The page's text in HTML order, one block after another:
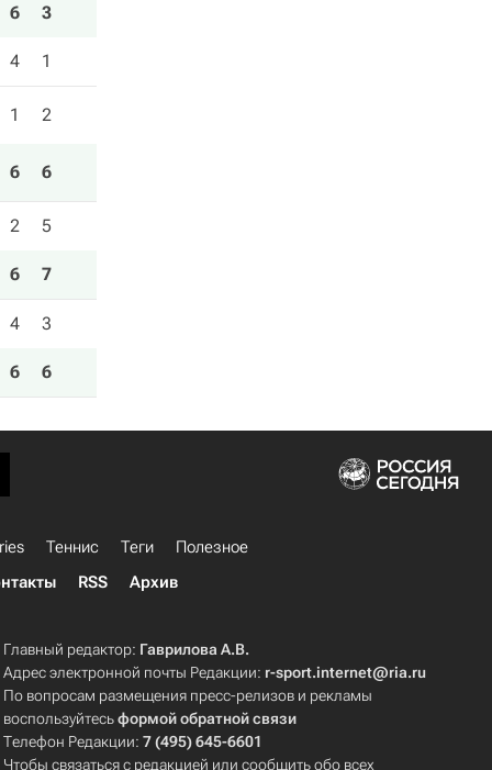
6 3
4 1
1 2
6 6
2 5
6 7
4 3
6 6
Теннис Теги
Полезное
RSS Архив
Главный редактор: Гаврилова А.В.
Адрес электронной почты Редакции: r-sport.internet@ria.ru
По вопросам размещения пресс-релизов и рекламы
воспользуйтесьформой обратной связи
Телефон Редакции:7 (495) 645-6601
Чтобы связаться с редакцией или сообщить обо всех